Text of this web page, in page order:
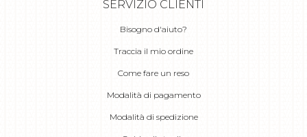
SERVIZIO CLIENTI
Bisogno d'aiuto?
Traccia il mio ordine
Come fare un reso
Modalità di pagamento
Modalità di spedizione